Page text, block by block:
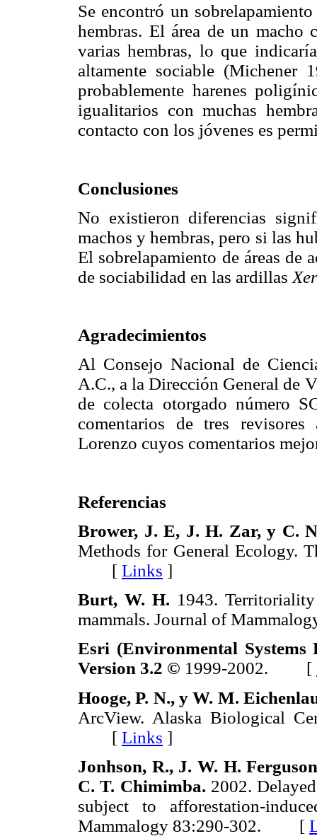
Se encontró un
hembras. El área de un macho
varias hembras, lo que
altamente sociable (Michener
probablemente harenes
igualitarios con muchas
contacto con los jóvenes es
Conclusiones
No existieron diferencias
machos y hembras, pero si las
El sobrelapamiento de áreas de
de sociabilidad en las ardillas
Agradecimientos
Al Consejo Nacional de
A.C., a la Dirección General de
de colecta otorgado número
comentarios de tres
Lorenzo cuyos comentarios
Referencias
Brower, J. E, J. H. Zar, y C.
Methods for General Ecology.
[ Links ]
Burt, W. H. 1943.
mammals. Journal of
Esri (Environmental
Version 3.2 © 1999-2002. [
Hooge, P. N., y W. M.
ArcView. Alaska Biological
[ Links ]
Jonhson, R., J. W. H.
C. T. Chimimba. 2002.
subject to afforestation-
Mammalogy 83:290-302. [